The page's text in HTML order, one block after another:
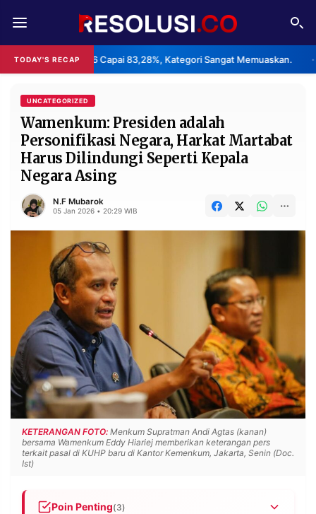
TODAY'S RECAP
Capai 83,28%, Kategori Sangat Memuaskan. • Klaster Pabrik
REDAKSI TENTANG
RESOLUSI IKLAN
RUBRIKASI
EDITORIAL AKSARA
FINANSIA PERSONA
DAERAH NASIONAL
SPORT
INFORMASI
PRIVACY
POLICY
BERITA
WARGA
INFORMASI
IKLAN
KIRIM
TULISAN
PENGADUAN TERM
OF
SERVICE
IKUTI
UNCATEGORIZED
Wamenkum: Presiden adalah
Personifikasi Negara, Harkat Martabat
Harus Dilindungi Seperti Kepala
Negara Asing
N.F Mubarok
05 Jan 2026 • 20:29 WIB
KETERANGAN FOTO: Menkum Supratman Andi Agtas (kanan)
bersama Wamenkum Eddy Hiariej memberikan keterangan pers
terkait pasal di KUHP baru di Kantor Kemenkum, Jakarta, Senin (Doc.
Ist)
Poin Penting(3)